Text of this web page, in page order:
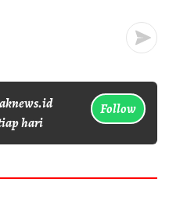
hari
Follow